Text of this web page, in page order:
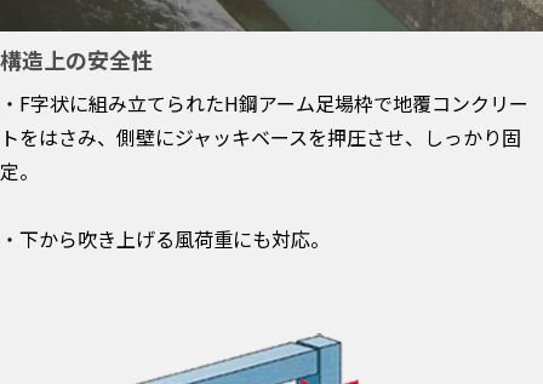
構造上の安全性
・F字状に組み立てられたH鋼アーム足場枠で地覆コンクリー
トをはさみ、側壁にジャッキベースを押圧させ、しっかり固
定。
・下から吹き上げる風荷重にも対応。